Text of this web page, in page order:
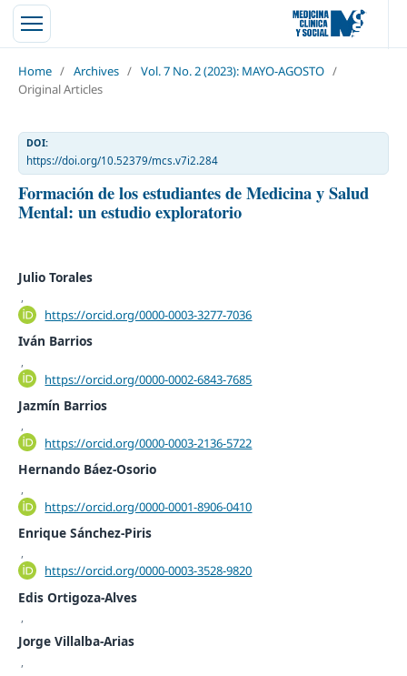
Home / Archives / Vol. 7 No. 2 (2023): MAYO-AGOSTO /
Original Articles
DOI:
https://doi.org/10.52379/mcs.v7i2.284
Formación de los estudiantes de Medicina y Salud
Mental: un estudio exploratorio
Julio Torales
,
https://orcid.org/0000-0003-3277-7036
Iván Barrios
https://orcid.org/0000-0002-6843-7685
Jazmín Barrios
https://orcid.org/0000-0003-2136-5722
Hernando Báez-Osorio
https://orcid.org/0000-0001-8906-0410
Enrique Sánchez-Piris
,
https://orcid.org/0000-0003-3528-9820
Edis Ortigoza-Alves
Jorge Villalba-Arias